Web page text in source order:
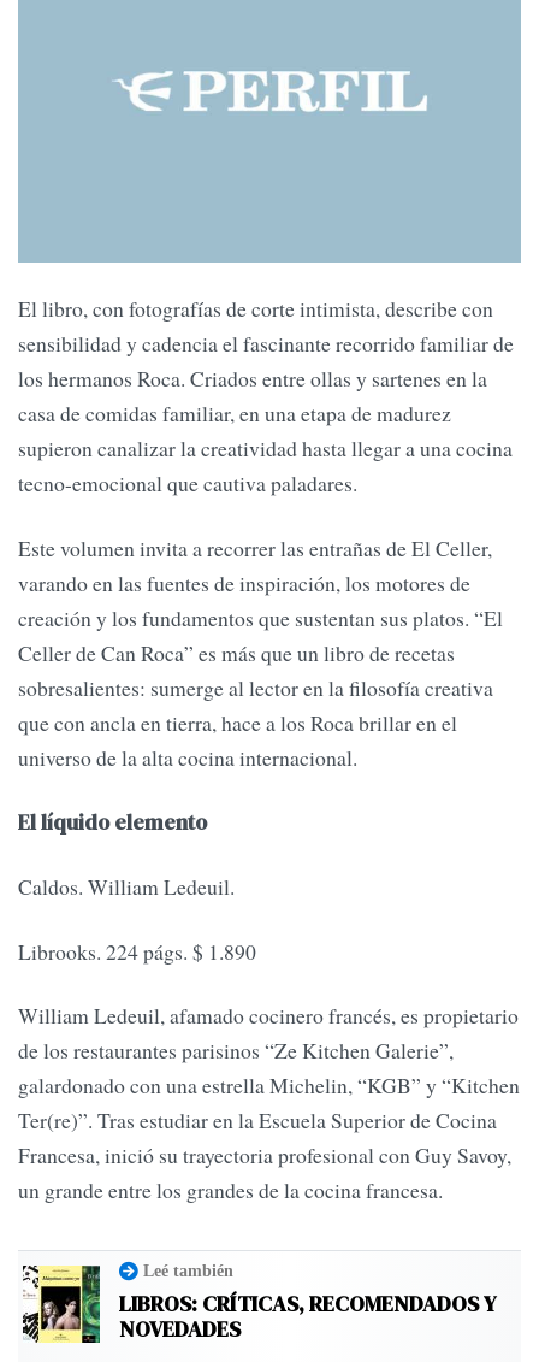
El libro, con fotografías de corte intimista, describe con
sensibilidad y cadencia el fascinante recorrido familiar de
los hermanos Roca. Criados entre ollas y sartenes en la
casa de comidas familiar, en una etapa de madurez
supieron canalizar la creatividad hasta llegar a una cocina
tecno-emocional que cautiva paladares.
Este volumen invita a recorrer las entrañas de El Celler,
varando en las fuentes de inspiración, los motores de
creación y los fundamentos que sustentan sus platos. “El
Celler de Can Roca” es más que un libro de recetas
sobresalientes: sumerge al lector en la filosofía creativa
que con ancla en tierra, hace a los Roca brillar en el
universo de la alta cocina internacional.
El líquido elemento
Caldos. William Ledeuil.
Librooks. 224 págs. $ 1.890
William Ledeuil, afamado cocinero francés, es propietario
de los restaurantes parisinos “Ze Kitchen Galerie”,
galardonado con una estrella Michelin, “KGB” y “Kitchen
Ter(re)”. Tras estudiar en la Escuela Superior de Cocina
Francesa, inició su trayectoria profesional con Guy Savoy,
un grande entre los grandes de la cocina francesa.
Leé también
LIBROS: CRÍTICAS, RECOMENDADOS Y
NOVEDADES